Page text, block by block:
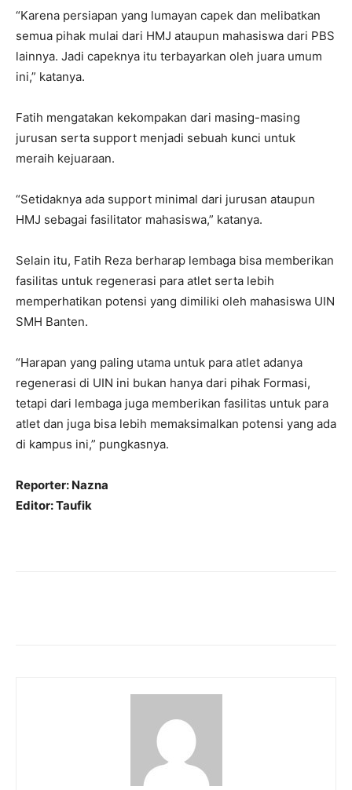
“Karena persiapan yang lumayan capek dan melibatkan
semua pihak mulai dari HMJ ataupun mahasiswa dari PBS
lainnya. Jadi capeknya itu terbayarkan oleh juara umum
ini,” katanya.
Fatih mengatakan kekompakan dari masing-masing
jurusan serta support menjadi sebuah kunci untuk
meraih kejuaraan.
“Setidaknya ada support minimal dari jurusan ataupun
HMJ sebagai fasilitator mahasiswa,” katanya.
Selain itu, Fatih Reza berharap lembaga bisa memberikan
fasilitas untuk regenerasi para atlet serta lebih
memperhatikan potensi yang dimiliki oleh mahasiswa UIN
SMH Banten.
“Harapan yang paling utama untuk para atlet adanya
regenerasi di UIN ini bukan hanya dari pihak Formasi,
tetapi dari lembaga juga memberikan fasilitas untuk para
atlet dan juga bisa lebih memaksimalkan potensi yang ada
di kampus ini,” pungkasnya.
Reporter: Nazna
Editor: Taufik